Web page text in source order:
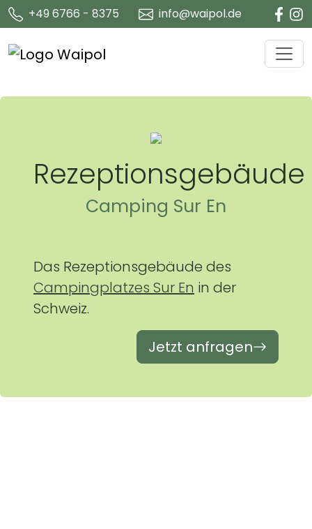
+49 6766 - 8375 info@waipol.de
Rezeptionsgebäude
Camping Sur En
Das Rezeptionsgebäude des
Campingplatzes Sur En in der
Schweiz.
Jetzt anfragen